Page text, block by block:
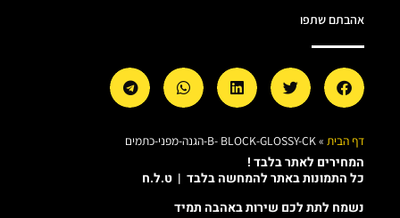
אהבתם שתפו
דף הבית »B- BLOCK-GLOSSY-CK-הגנה-מפני-כתמים
המחירים לאתר בלבד !
כל התמונות באתר להמחשה בלבד | ט.ל.ח
נשמח לתת לכם שירות באהבה תמיד